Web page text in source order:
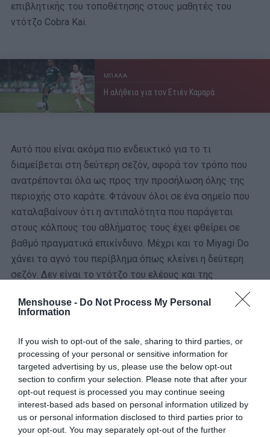
Menshouse - Do Not Process My Personal
Information
If you wish to opt-out of the sale, sharing to third parties, or
processing of your personal or sensitive information for
targeted advertising by us, please use the below opt-out
section to confirm your selection. Please note that after your
opt-out request is processed you may continue seeing
interest-based ads based on personal information utilized by
us or personal information disclosed to third parties prior to
your opt-out. You may separately opt-out of the further
επιβλητικής του τοποθέτησης στους μαθητές του
ντότζο Cobra Kai.
ΜΠΑΛΑ
Η αλήθεια για τον Ετιέν Καμαρά
Αυτό που είναι ακόμα πιο ενδεικτικό για το τι
διαμείβεται στη δεύτερη σεζόν, αφορά τον τρόπο που
ανατρέπονται όλα ως προς την προσήλωση όλης της
περιοχής στο καράτε. Φτάνουν όλοι σε ένα σημείο που
καταλαβαίνουν ότι η αντιπαλότητα που παράγεται
στους κόλπους του αθλήματος τους έχει φθείρει σε
βαθμό πραγματικά επικίνδυνο. Μέχρι και το Miyagi Do
χάνει το αγνό του περίβλημα όπως κλείνει η δεύτερη
σεζόν. Δεν είναι το ντότζο του ελέους και της